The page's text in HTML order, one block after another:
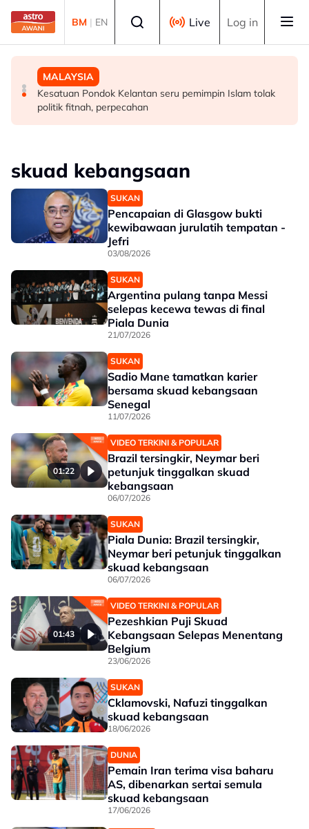
Skip to main content
BM | EN Live Log in
MALAYSIA
Perlu pendekatan menyeluruh masyarakat cegah
penyalahgunaan dadah dalam kalangan kanak-kanak -
MALAYSIA
Diplomasi budaya di Sarawak perkukuh hubungan
Malaysia-Indonesia
MALAYSIA
Kesatuan Pondok Kelantan seru pemimpin Islam tolak
politik fitnah, perpecahan
skuad kebangsaan
SUKAN
Pencapaian di Glasgow bukti
kewibawaan jurulatih tempatan -
Jefri
03/08/2026
SUKAN
Argentina pulang tanpa Messi
selepas kecewa tewas di final
Piala Dunia
21/07/2026
SUKAN
Sadio Mane tamatkan karier
bersama skuad kebangsaan
Senegal
11/07/2026
01:22
VIDEO TERKINI & POPULAR
Brazil tersingkir, Neymar beri
petunjuk tinggalkan skuad
kebangsaan
06/07/2026
SUKAN
Piala Dunia: Brazil tersingkir,
Neymar beri petunjuk tinggalkan
skuad kebangsaan
06/07/2026
01:43
VIDEO TERKINI & POPULAR
Pezeshkian Puji Skuad
Kebangsaan Selepas Menentang
Belgium
23/06/2026
SUKAN
Cklamovski, Nafuzi tinggalkan
skuad kebangsaan
18/06/2026
DUNIA
Pemain Iran terima visa baharu
AS, dibenarkan sertai semula
skuad kebangsaan
17/06/2026